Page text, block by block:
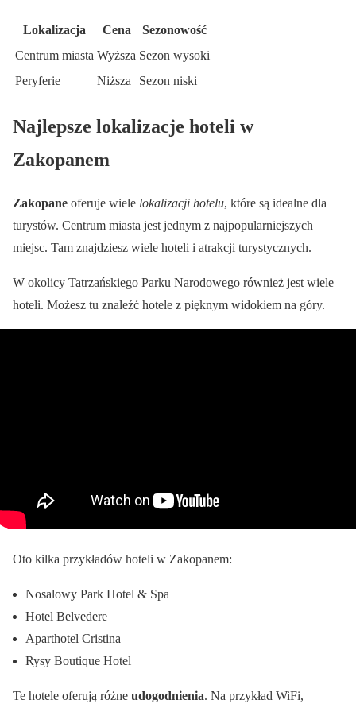
Lokalizacja Cena
Sezonowość
Centrum miasta Wyższa Sezon wysoki
Peryferie
Niższa Sezon niski
Najlepsze lokalizacje hoteli w
Zakopanem
Zakopane oferuje wiele lokalizacji hotelu, które są idealne dla
turystów. Centrum miasta jest jednym z najpopularniejszych
miejsc. Tam znajdziesz wiele hoteli i atrakcji turystycznych.
W okolicy Tatrzańskiego Parku Narodowego również jest wiele
hoteli. Możesz tu znaleźć hotele z pięknym widokiem na góry.
Oto kilka przykładów hoteli w Zakopanem:
Nosalowy Park Hotel & Spa
Hotel Belvedere
Aparthotel Cristina
Rysy Boutique Hotel
Te hotele oferują różne udogodnienia. Na przykład WiFi,